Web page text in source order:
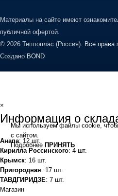
Материалы на сайте имеют
публичной офертой.
© 2026 Теплоплас (Россия). Все права
Создано BOND
Мы используем файлы cookie,
с сайтом.
Подробнее ПРИНЯТЬ
×
Информация о
Анапа: 12 шт.
Кирилла Россинского: 4 шт.
Крымск: 16 шт.
Пригородная: 17 шт.
ТАВДГИРИДЗЕ: 7 шт.
Магазин